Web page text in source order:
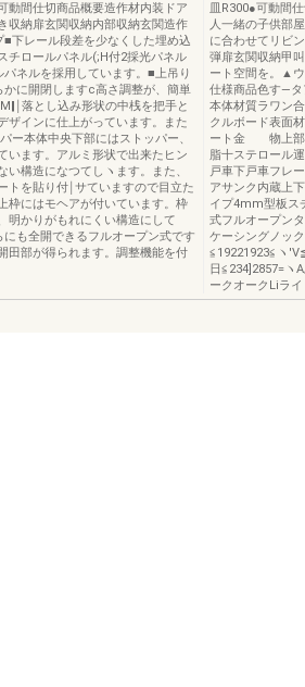
動間仕切商品概要造作材内装ドア
収納扉玄関収納内部収納玄関造作
下レール段差を少なくした埋め込
チロールパネル(;H付2採光パネル
ネルを採用しています。■上吊り
に開閉しますc高さ調整が、簡単
￨落とし込み形状の中桟を把手と
ザインに仕上がっています。また
ー本体中央下部にはストッパー、
います。アルミ形状で出来たヒン
い構造になつてしヽます。また、
トを貼り付￨サていますので目立た
枠にはモヘアが付いています。枠
明かりがもれにくい構造にして
も全開できるフルオープン式です
田部が得られます。調整機能を付
皿R300●可動間
人一緒の子供部
に合わせてリビ
弾扉玄関収納甲
ート空間を。▲
仕様商品色す―タ
本体材質ラワン
クルボード表面
ート金 物上部
脂十ステロール
戸車下戸車フレ
アサンク内蔵上
イプ4mm型板ス
式フルオープン
ケーシングノッ
≦19221923≦ヽ
日≦234]2857=ヽ
ークオークLiラ